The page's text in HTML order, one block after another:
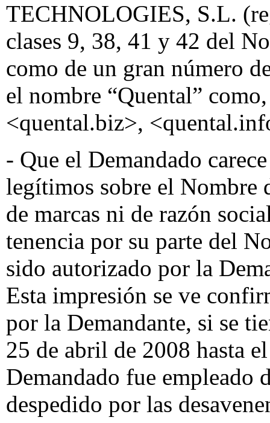
TECHNOLOGIES, S.L.
clases 9, 38, 41 y 42 del
como de un gran número
el nombre “Quental”
<quental.biz>,
- Que el Demandado
legítimos sobre el Nombre
de marcas ni de razón
tenencia por su parte del
sido autorizado por la
Esta impresión se ve
por la Demandante, si se
25 de abril de 2008 hasta
Demandado fue empleado
despedido por las